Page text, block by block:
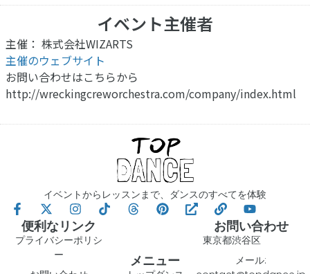
イベント主催者
主催： 株式会社WIZARTS
主催のウェブサイト
お問い合わせはこちらから
http://wreckingcreworchestra.com/company/index.html
イベントからレッスンまで、ダンスのすべてを体験
便利なリンク
プライバシーポリシ
ー
メニュー
お問い合わせ
東京都渋谷区
メール: